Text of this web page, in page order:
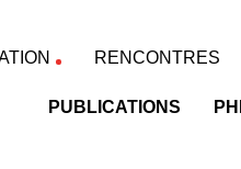
RENCONTRES
PUBLICATIONS